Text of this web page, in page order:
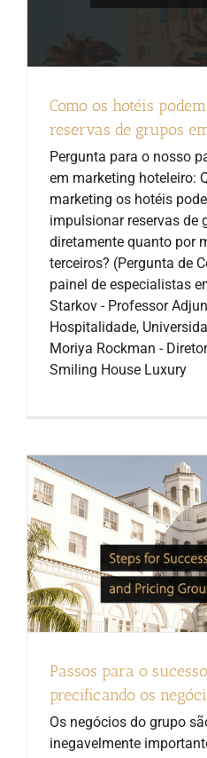
Como os hotéis
reservas de grupos
Pergunta para o nosso
em marketing hoteleiro:
marketing os hotéis
impulsionar reservas de
diretamente quanto por
terceiros? (Pergunta de
painel de especialistas
Starkov - Professor
Hospitalidade,
Moriya Rockman -
Smiling House Luxury
Passos para o
precificando os
Os negócios do grupo
inegavelmente